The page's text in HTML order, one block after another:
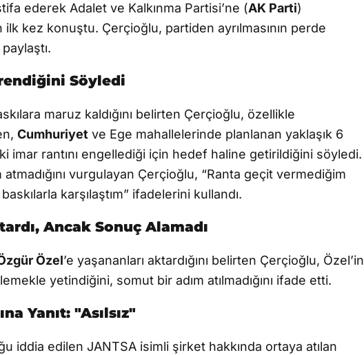
ederek Adalet ve Kalkınma Partisi’ne (AK Parti)
ilk kez konuştu. Çerçioğlu, partiden ayrılmasının perde
Söyledi
maruz kaldığını belirten Çerçioğlu, özellikle
Cumhuriyet ve Ege mahallelerinde planlanan yaklaşık 6
imar rantını engellediği için hedef haline getirildiğini söyledi.
vurgulayan Çerçioğlu, “Ranta geçit vermediğim
karşılaştım” ifadelerini kullandı.
Ancak Sonuç Alamadı
Özel’e yaşananları aktardığını belirten Çerçioğlu, Özel’in
yetindiğini, somut bir adım atılmadığını ifade etti.
Yanıt: "Asılsız"
iddia edilen JANTSA isimli şirket hakkında ortaya atılan